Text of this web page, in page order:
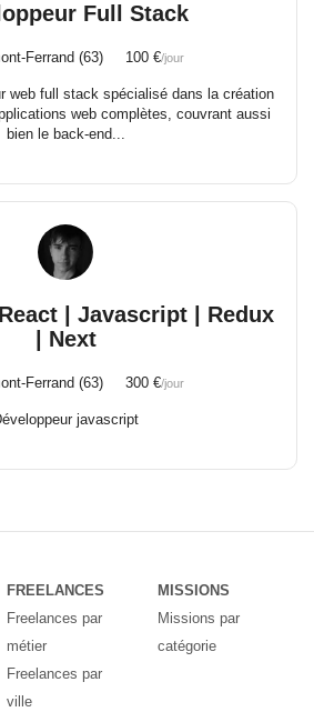
Full Stack
Ferrand (63) 100 €/jour
web full stack spécialisé dans la création
web complètes, couvrant aussi
bien le back-end...
| Javascript | Redux
| Next
Ferrand (63) 300 €/jour
javascript
FREELANCES
Freelances par
métier
Freelances par
ville
MISSIONS
Missions par
catégorie